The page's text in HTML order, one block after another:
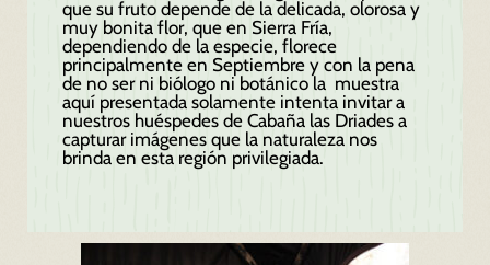
que su fruto depende de la delicada, olorosa y
muy bonita flor, que en Sierra Fría,
dependiendo de la especie, florece
principalmente en Septiembre y con la pena
de no ser ni biólogo ni botánico la muestra
aquí presentada solamente intenta invitar a
nuestros huéspedes de Cabaña las Driades a
capturar imágenes que la naturaleza nos
brinda en esta región privilegiada.